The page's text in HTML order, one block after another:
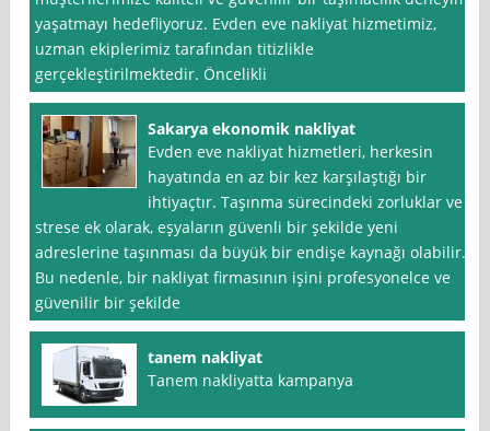
yaşatmayı hedefliyoruz. Evden eve nakliyat hizmetimiz,
uzman ekiplerimiz tarafından titizlikle
gerçekleştirilmektedir. Öncelikli
Sakarya ekonomik nakliyat
Evden eve nakliyat hizmetleri, herkesin
hayatında en az bir kez karşılaştığı bir
ihtiyaçtır. Taşınma sürecindeki zorluklar ve
strese ek olarak, eşyaların güvenli bir şekilde yeni
adreslerine taşınması da büyük bir endişe kaynağı olabilir.
Bu nedenle, bir nakliyat firmasının işini profesyonelce ve
güvenilir bir şekilde
tanem nakliyat
Tanem nakliyatta kampanya